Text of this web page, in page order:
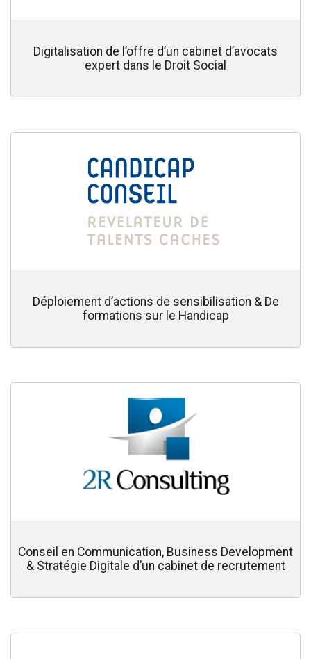
Digitalisation de l’offre d’un cabinet d’avocats
expert dans le Droit Social
Déploiement d’actions de sensibilisation & De
formations sur le Handicap
Conseil en Communication, Business Development
& Stratégie Digitale d’un cabinet de recrutement